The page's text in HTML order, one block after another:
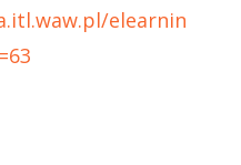
elearnin